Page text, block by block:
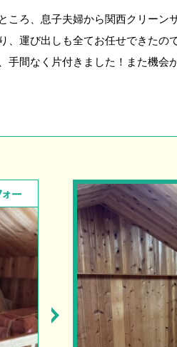
ころ、息子夫婦から関西クリーン
、運び出しも全てお任せできたの
手間なく片付きました！また機会
ー